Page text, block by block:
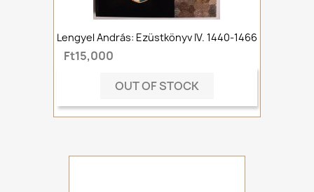
Lengyel András: Ezüstkönyv IV. 1440-1466
Ft15,000
OUT OF STOCK